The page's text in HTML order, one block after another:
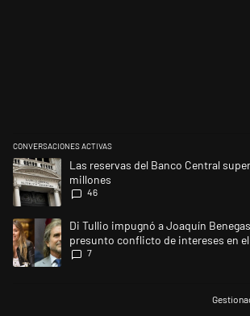
CONVERSACIONES ACTIVAS
Este listado muestra los artículos con más
Un artículo de tendencia con el título "Las
Las reservas del Banco Central
millones
46
Un artículo de tendencia con el título "Di Tullio
Di Tullio impugnó a Joaquín
presunto conflicto de intereses en el
Tierras
7